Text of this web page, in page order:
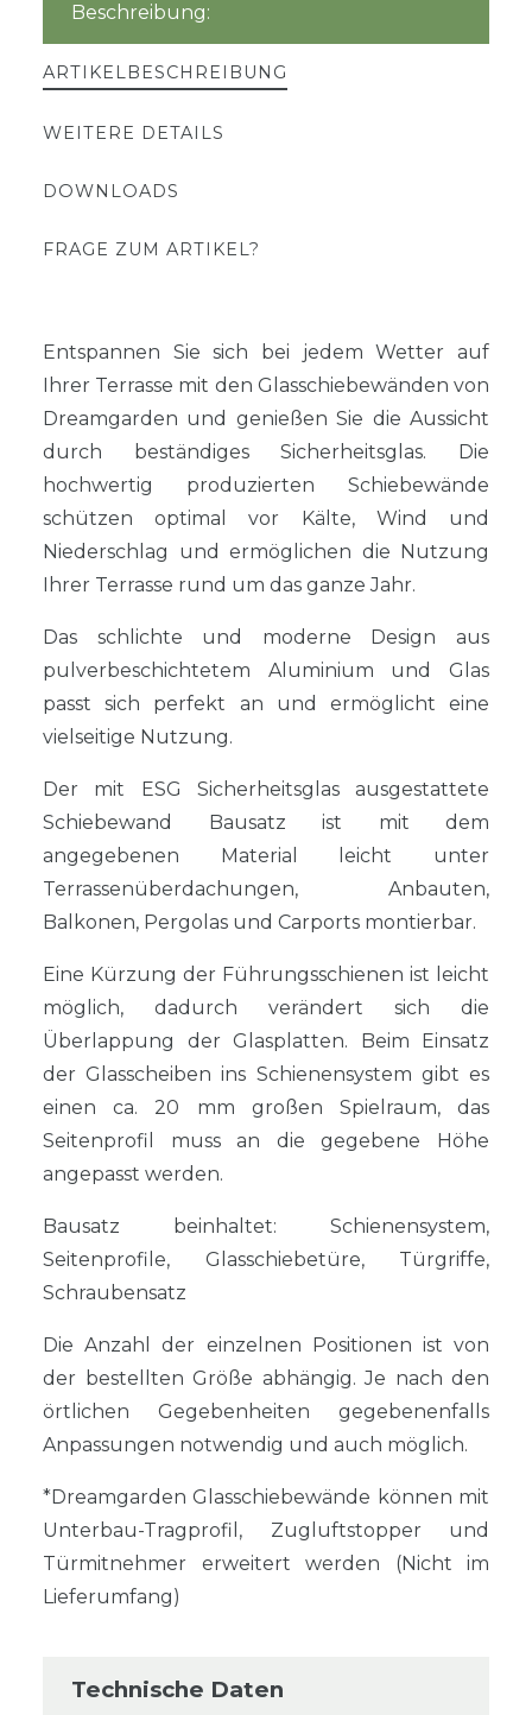
Beschreibung:
ARTIKELBESCHREIBUNG
WEITERE DETAILS
DOWNLOADS
FRAGE ZUM ARTIKEL?
Entspannen Sie sich bei jedem Wetter auf
Ihrer Terrasse mit den Glasschiebewänden von
Dreamgarden und genießen Sie die Aussicht
durch beständiges Sicherheitsglas. Die
hochwertig produzierten Schiebewände
schützen optimal vor Kälte, Wind und
Niederschlag und ermöglichen die Nutzung
Ihrer Terrasse rund um das ganze Jahr.
Das schlichte und moderne Design aus
pulverbeschichtetem Aluminium und Glas
passt sich perfekt an und ermöglicht eine
vielseitige Nutzung.
Der mit ESG Sicherheitsglas ausgestattete
Schiebewand Bausatz ist mit dem
angegebenen Material leicht unter
Terrassenüberdachungen, Anbauten,
Balkonen, Pergolas und Carports montierbar.
Eine Kürzung der Führungsschienen ist leicht
möglich, dadurch verändert sich die
Überlappung der Glasplatten. Beim Einsatz
der Glasscheiben ins Schienensystem gibt es
einen ca. 20 mm großen Spielraum, das
Seitenprofil muss an die gegebene Höhe
angepasst werden.
Bausatz beinhaltet: Schienensystem,
Seitenprofile, Glasschiebetüre, Türgriffe,
Schraubensatz
Die Anzahl der einzelnen Positionen ist von
der bestellten Größe abhängig. Je nach den
örtlichen Gegebenheiten gegebenenfalls
Anpassungen notwendig und auch möglich.
*Dreamgarden Glasschiebewände können mit
Unterbau-Tragprofil, Zugluftstopper und
Türmitnehmer erweitert werden (Nicht im
Lieferumfang)
Technische Daten